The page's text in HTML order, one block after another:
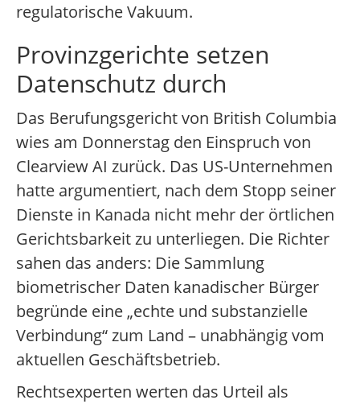
regulatorische Vakuum.
Provinzgerichte setzen
Datenschutz durch
Das Berufungsgericht von British Columbia
wies am Donnerstag den Einspruch von
Clearview AI zurück. Das US-Unternehmen
hatte argumentiert, nach dem Stopp seiner
Dienste in Kanada nicht mehr der örtlichen
Gerichtsbarkeit zu unterliegen. Die Richter
sahen das anders: Die Sammlung
biometrischer Daten kanadischer Bürger
begründe eine „echte und substanzielle
Verbindung“ zum Land – unabhängig vom
aktuellen Geschäftsbetrieb.
Rechtsexperten werten das Urteil als